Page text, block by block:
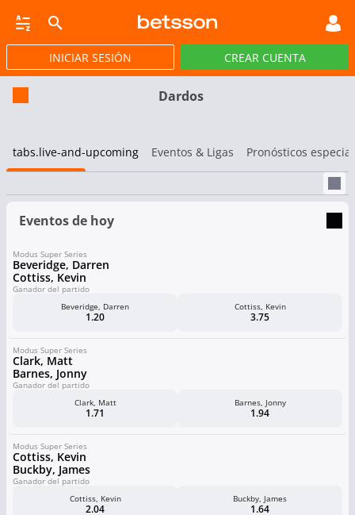
CASINO EN VIVO JACKPOTS PÓKER DEP VIRTUALES PROMOCIONES
INICIAR SESIÓN CREAR CUENTA
Dardos
tabs.live-and-upcoming Eventos & Ligas Pronósticos
Eventos de hoy
Modus Super Series
Beveridge, Darren
Cottiss, Kevin
Ganador del partido
Beveridge, Darren
1.20
Cottiss, Kevin
3.75
Modus Super Series
Clark, Matt
Barnes, Jonny
Ganador del partido
Clark, Matt
1.71
Barnes, Jonny
1.94
Modus Super Series
Cottiss, Kevin
Buckby, James
Ganador del partido
Cottiss, Kevin
2.04
Buckby, James
1.64